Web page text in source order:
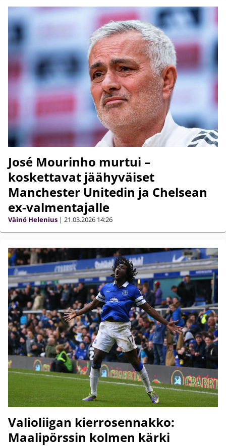
José Mourinho murtui –
koskettavat jäähyväiset
Manchester Unitedin ja Chelsean
ex-valmentajalle
Väinö Helenius | 21.03.2026 14:26
Valioliigan kierrosennakko:
Maalipörssin kolmen kärki